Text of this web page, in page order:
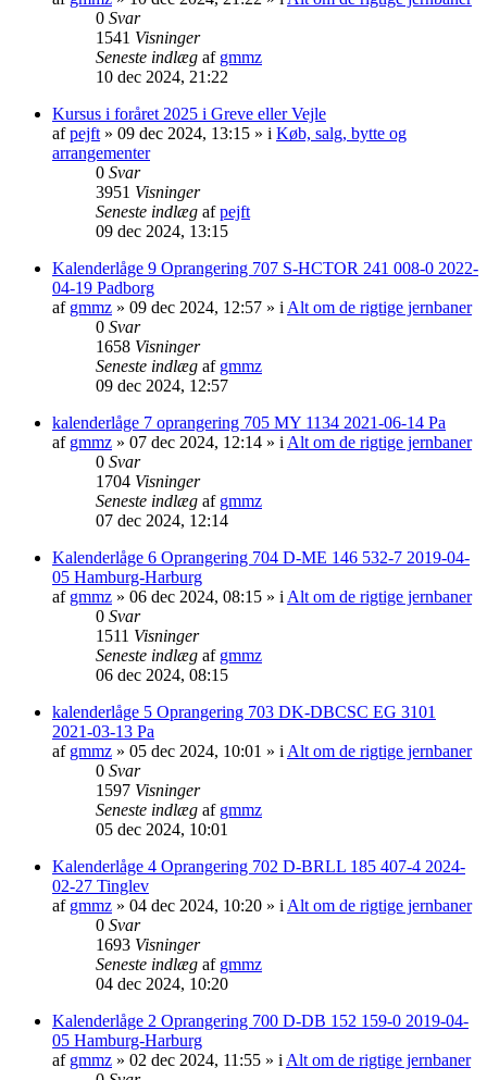
0 Svar
1541 Visninger
Seneste indlæg af gmmz
10 dec 2024, 21:22
Kursus i foråret 2025 i Greve eller Vejle
afpejft » 09 dec 2024, 13:15 » i Køb, salg, bytte og
arrangementer
0 Svar
3951 Visninger
Seneste indlæg afpejft
09 dec 2024, 13:15
Kalenderlåge 9 Oprangering 707 S-HCTOR 241 008-0 2022-
04-19 Padborg
af gmmz » 09 dec 2024, 12:57 » i Alt om de rigtige jernbaner
0 Svar
1658 Visninger
Seneste indlæg af gmmz
09 dec 2024, 12:57
kalenderlåge 7 oprangering 705 MY 1134 2021-06-14 Pa
af gmmz » 07 dec 2024, 12:14 » i Alt om de rigtige jernbaner
0 Svar
1704 Visninger
Seneste indlæg af gmmz
07 dec 2024, 12:14
Kalenderlåge 6 Oprangering 704 D-ME 146 532-7 2019-04-
05 Hamburg-Harburg
af gmmz » 06 dec 2024, 08:15 » i Alt om de rigtige jernbaner
0 Svar
1511 Visninger
Seneste indlæg af gmmz
06 dec 2024, 08:15
kalenderlåge 5 Oprangering 703 DK-DBCSC EG 3101
2021-03-13 Pa
af gmmz » 05 dec 2024, 10:01 » i Alt om de rigtige jernbaner
0 Svar
1597 Visninger
Seneste indlæg af gmmz
05 dec 2024, 10:01
Kalenderlåge 4 Oprangering 702 D-BRLL 185 407-4 2024-
02-27 Tinglev
af gmmz » 04 dec 2024, 10:20 » i Alt om de rigtige jernbaner
0 Svar
1693 Visninger
Seneste indlæg af gmmz
04 dec 2024, 10:20
Kalenderlåge 2 Oprangering 700 D-DB 152 159-0 2019-04-
05 Hamburg-Harburg
af gmmz » 02 dec 2024, 11:55 » i Alt om de rigtige jernbaner